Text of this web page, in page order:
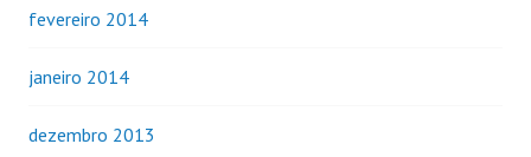
fevereiro 2014
janeiro 2014
dezembro 2013